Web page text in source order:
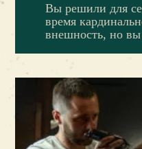
Вы решили для
время
внешность, но вы